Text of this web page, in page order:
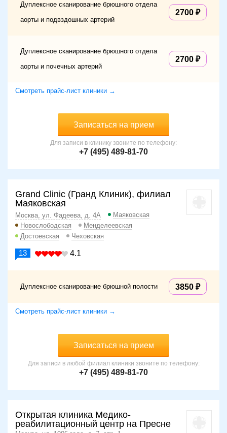
Дуплексное сканирование брюшного отдела
аорты и подвздошных артерий
2700
Дуплексное сканирование брюшного отдела
аорты и почечных артерий
2700
Смотреть прайс-лист клиники →
Записаться на прием
Для записи в клинику звоните по телефону:
+7 (495) 489-81-70
Grand Clinic (Гранд Клиник), филиал
Маяковская
Москва, ул. Фадеева, д. 4А
Маяковская
Новослободская
Менделеевская
Достоевская
Чеховская
13 4.1
Дуплексное сканирование брюшной полости 3850
Смотреть прайс-лист клиники →
Записаться на прием
Для записи в любой филиал клиники звоните по телефону:
+7 (495) 489-81-70
Открытая клиника Медико-
реабилитационный центр на Пресне